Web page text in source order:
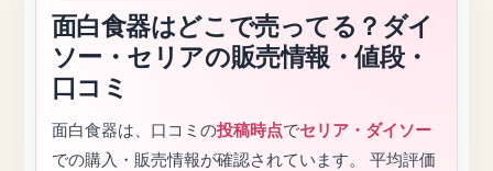
面白食器はどこで売ってる？ダイ
ソー・セリアの販売情報・値段・
口コミ
面白食器は、口コミの投稿時点でセリア・ダイソー
での購入・販売情報が確認されています。 平均評価